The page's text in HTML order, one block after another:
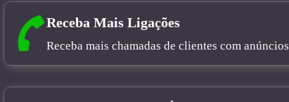
Receba Mais Ligações
Receba mais chamadas de clientes com